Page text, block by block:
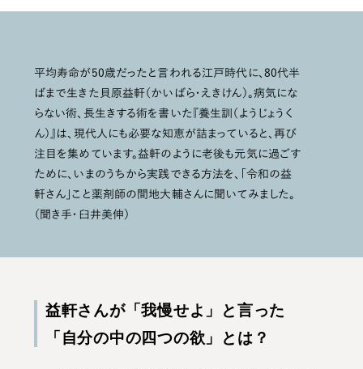
平均寿命が50歳だったと言われる江戸時代に、80代半
ばまで生きた貝原益軒（かいばら・えきけん）。病気にな
らない術、長生きする術を書いた『養生訓（ようじょうく
ん）』は、現代人にも必要な知恵が詰まっていると、再び
注目を集めています。益軒のように老後も元気に過ごす
ために、いまのうちから実践できる方法を、「令和の益
軒さん」こと薬剤師の間地大輔さんに聞いてみました。
（聞き手・臼井美伸）
益軒さんが「我慢せよ」と言った
「自分の中の四つの欲」とは？